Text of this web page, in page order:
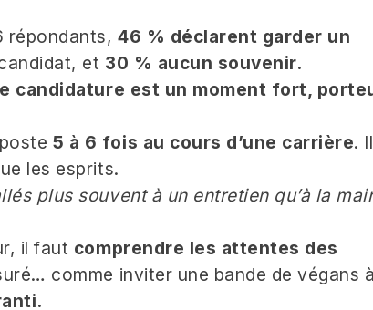
répondants, 46 % déclarent garder un
et 30 % aucun souvenir.
candidature est un moment fort,
5 à 6 fois au cours d’une carrière. Il
les esprits.
plus souvent à un entretien qu’à la
il faut comprendre les attentes des
comme inviter une bande de végans